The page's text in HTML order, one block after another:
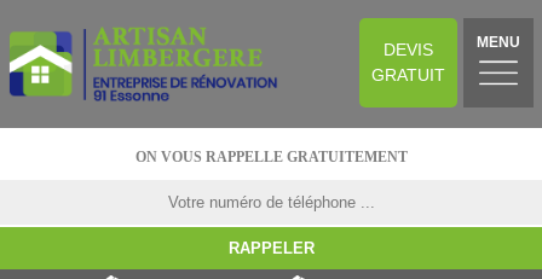
DEVIS
GRATUIT
MENU
ON VOUS RAPPELLE GRATUITEMENT